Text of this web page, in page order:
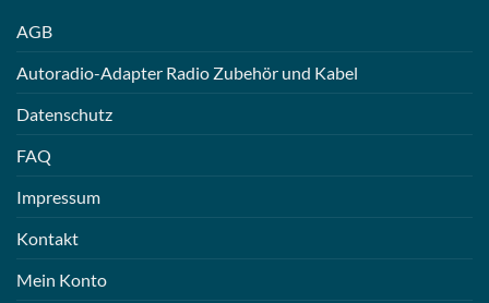
AGB
Autoradio-Adapter Radio Zubehör und Kabel
Datenschutz
FAQ
Impressum
Kontakt
Mein Konto